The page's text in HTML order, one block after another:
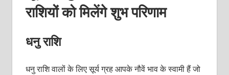
राशियों को मिलेंगे शुभ परिणाम
धनु राशि
धनु राशि वालों के लिए सूर्य ग्रह आपके नौवें भाव के स्वामी हैं जो